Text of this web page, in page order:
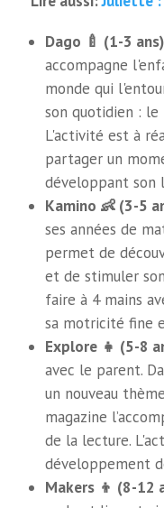
Dago 🍼 (1-3
accompagne
monde qui
son quotidien :
L'activité est à
partager un
développant son
Kamino 👶 (3-5
ses années de
permet de
et de stimuler
faire à 4 mains
sa motricité fine
Explore 👧 (5-8
avec le parent.
un nouveau
magazine
de la lecture.
développement
Makers 👦 (8-12